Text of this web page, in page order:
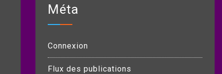
Méta
Connexion
Flux des publications